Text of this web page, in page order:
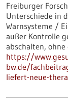
Freiburger
Unterschiede in
Warnsysteme /
außer Kontrolle
abschalten,
https://
bw.de/
liefert-neue-